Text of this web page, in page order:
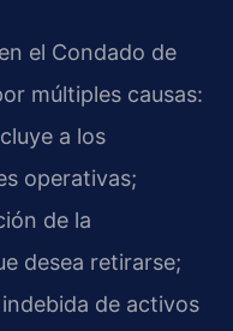
el Condado de
múltiples causas:
a los
operativas;
de la
desea retirarse;
de activos